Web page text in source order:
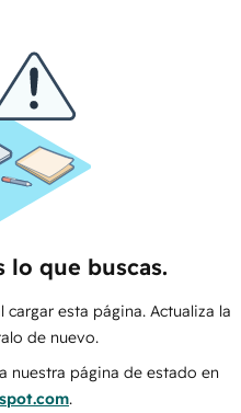
lo que buscas.
esta página. Actualiza la
de nuevo.
nuestra página de estado en
.